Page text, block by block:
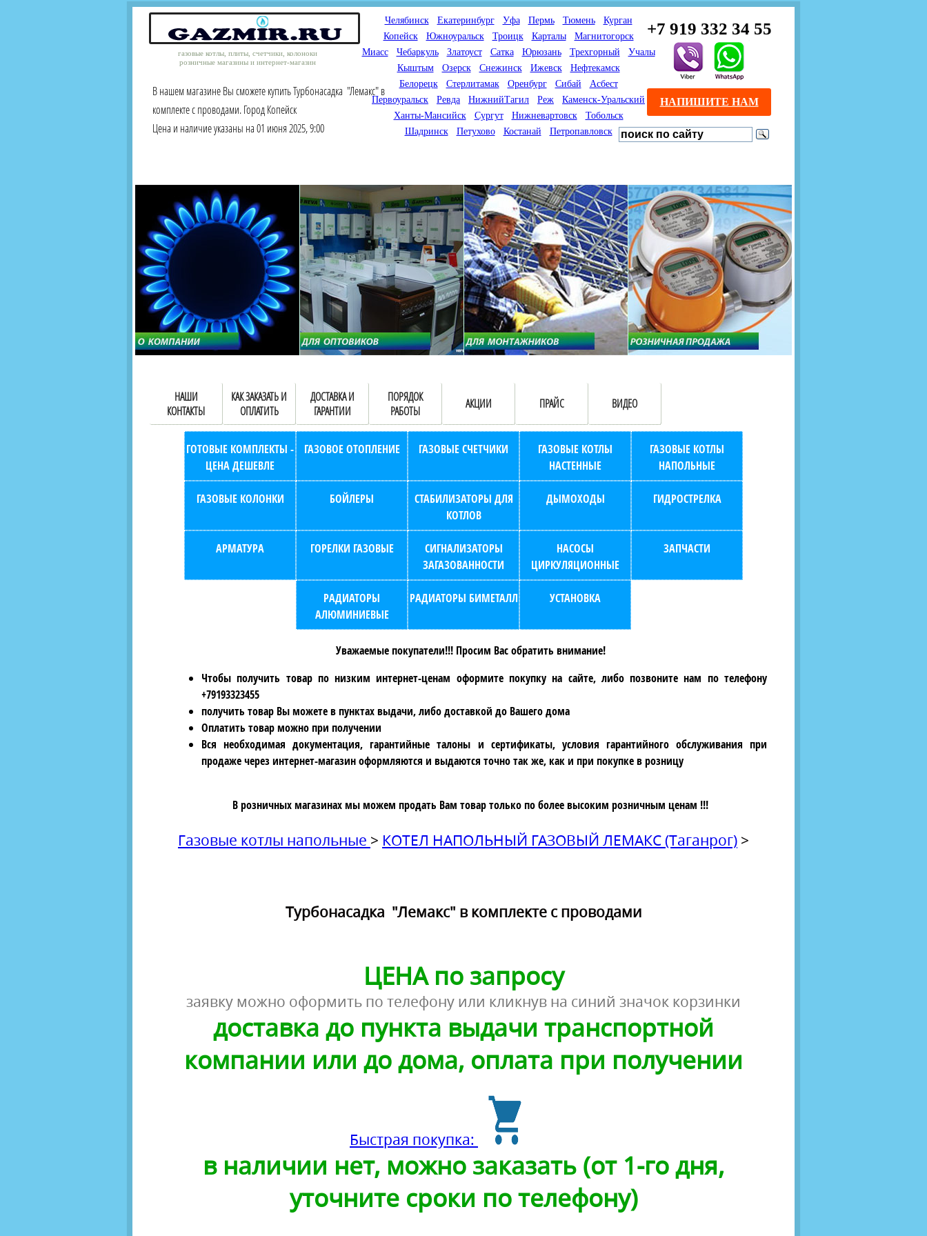
газовые котлы, плиты, счетчики, колоноки
розничные магазины и интернет-магазин
+7 919 332 34 55
Челябинск Екатеринбург Уфа Пермь Тюмень
Курган
Копейск
Южноуральск Троицк Карталы
Магнитогорск
Миасс
Чебаркуль Златоуст Сатка Юрюзань Трехгорный
Учалы
Кыштым
Озерск Снежинск Ижевск
Нефтекамск
Белорецк
Стерлитамак Оренбург Сибай
Асбест
Первоуральск
Ревда НижнийТагил Реж
Каменск-Уральский
Ханты-Мансийск
Сургут Нижневартовск
Тобольск
Шадринск
Петухово Костанай Петропавловск
В нашем магазине Вы сможете купить Турбонасадка "Лемакс" в
комплекте с проводами. Город Копейск
Цена и наличие указаны на 01 июня 2025, 9:00
НАПИШИТЕ НАМ
Мы продаем газовые котлы
для отопления,
водонагреватели, счетчики
газа с доставкой по городам
России и Казахстана
Мы специализируемся на
снабжении магазинов
газового оборудования.
Предлагаем полный
ассортимент товара для
открытия магазина газового
оборудования в Вашем
городе. Мы знаем что будет
продаваться.
Предлагаем взаимовыгодное
сотрудничество
монтажникам газового
оборудования. Если Вы
занимаетесь установкой
газового оборудования, мы
предлагаем Вам оптовые
цены и документарное
сопровождение Ваших
продаж (берем всю
бухгалтерию "на себя")
НАШИ
КОНТАКТЫ
КАК ЗАКАЗАТЬ И
ОПЛАТИТЬ
ДОСТАВКА И
ГАРАНТИИ
ПОРЯДОК
РАБОТЫ
АКЦИИ ПРАЙС ВИДЕО
ГОТОВЫЕ КОМПЛЕКТЫ -
ЦЕНА ДЕШЕВЛЕ
ГАЗОВОЕ ОТОПЛЕНИЕ ГАЗОВЫЕ СЧЕТЧИКИ
ГАЗОВЫЕ КОТЛЫ
НАСТЕННЫЕ
ГАЗОВЫЕ КОТЛЫ
НАПОЛЬНЫЕ
ГАЗОВЫЕ КОЛОНКИ БОЙЛЕРЫ
СТАБИЛИЗАТОРЫ ДЛЯ
КОТЛОВ
ДЫМОХОДЫ ГИДРОСТРЕЛКА
АРМАТУРА ГОРЕЛКИ ГАЗОВЫЕ
СИГНАЛИЗАТОРЫ
ЗАГАЗОВАННОСТИ
НАСОСЫ
ЦИРКУЛЯЦИОННЫЕ
ЗАПЧАСТИ
РАДИАТОРЫ
АЛЮМИНИЕВЫЕ
РАДИАТОРЫ БИМЕТАЛЛ УСТАНОВКА
Уважаемые покупатели!!! Просим Вас обратить внимание!
Чтобы получить товар по низким интернет-ценам оформите покупку на сайте, либо позвоните нам по телефону
+79193323455
получить товар Вы можете в пунктах выдачи, либо доставкой до Вашего дома
Оплатить товар можно при получении
Вся необходимая документация, гарантийные талоны и сертификаты, условия гарантийного обслуживания при
продаже через интернет-магазин оформляются и выдаются точно так же, как и при покупке в розницу
В розничных магазинах мы можем продать Вам товар только по более высоким розничным ценам !!!
Газовые котлы напольные > КОТЕЛ НАПОЛЬНЫЙ ГАЗОВЫЙ ЛЕМАКС (Таганрог) >
Турбонасадка "Лемакс" в комплекте с проводами
ЦЕНА по запросу
заявку можно оформить по телефону или кликнув на синий значок корзинки
доставка до пункта выдачи транспортной
компании или до дома, оплата при получении
Быстрая покупка:
в наличии нет, можно заказать (от 1-го дня,
уточните сроки по телефону)